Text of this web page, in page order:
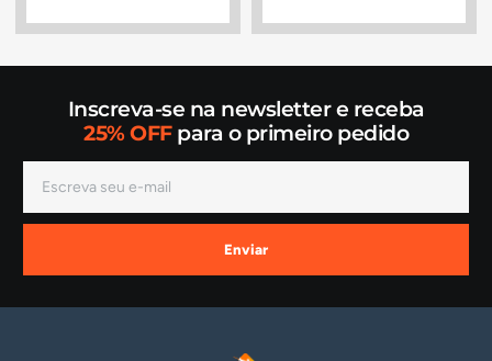
Inscreva-se na newsletter e receba
25% OFFpara o primeiro pedido
Enviar